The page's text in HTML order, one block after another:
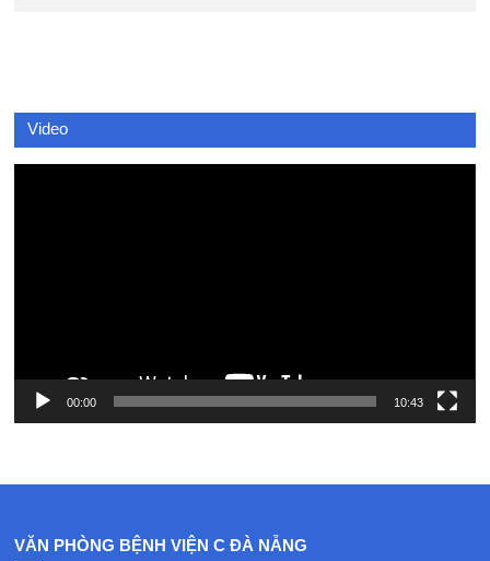
Video
00:00 10:43
VĂN PHÒNG BỆNH VIỆN C ĐÀ NẴNG